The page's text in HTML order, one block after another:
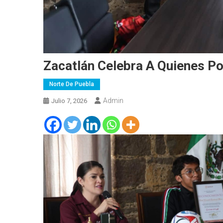
Zacatlán Celebra A Quienes
Norte De Puebla
Julio 7, 2026 Admin